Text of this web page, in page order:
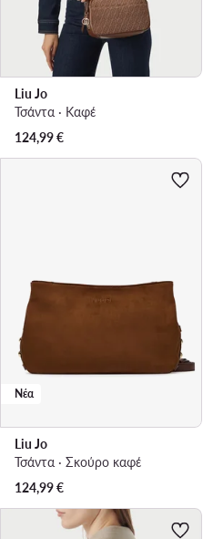
Liu Jo
Τσάντα · Καφέ
124,99€
Νέα
Liu Jo
Τσάντα · Σκούρο καφέ
124,99€